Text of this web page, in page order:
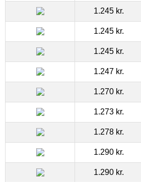
1.245 kr.
1.245 kr.
1.245 kr.
1.247 kr.
1.270 kr.
1.273 kr.
1.278 kr.
1.290 kr.
1.290 kr.